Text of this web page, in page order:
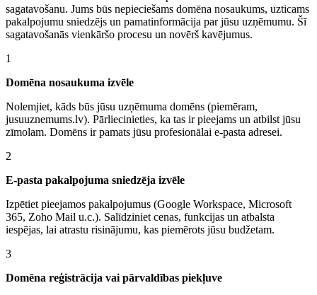
sagatavošanu. Jums būs nepieciešams domēna nosaukums, uzticams
pakalpojumu sniedzējs un pamatinformācija par jūsu uzņēmumu. Šī
sagatavošanās vienkāršo procesu un novērš kavējumus.
1
Domēna nosaukuma izvēle
Nolemjiet, kāds būs jūsu uzņēmuma domēns (piemēram,
jusuuznemums.lv). Pārliecinieties, ka tas ir pieejams un atbilst jūsu
zīmolam. Domēns ir pamats jūsu profesionālai e-pasta adresei.
2
E-pasta pakalpojuma sniedzēja izvēle
Izpētiet pieejamos pakalpojumus (Google Workspace, Microsoft
365, Zoho Mail u.c.). Salīdziniet cenas, funkcijas un atbalsta
iespējas, lai atrastu risinājumu, kas piemērots jūsu budžetam.
3
Domēna reģistrācija vai pārvaldības piekļuve